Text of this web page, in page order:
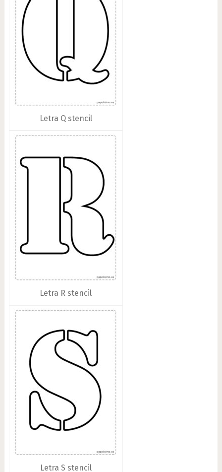
Letra Q stencil
Letra R stencil
Letra S stencil